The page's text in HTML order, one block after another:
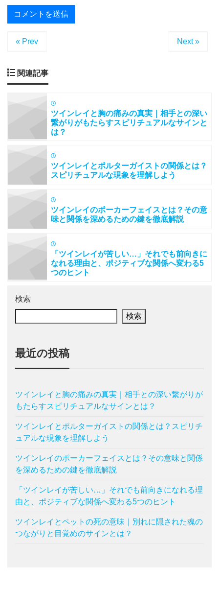
« Prev Next »
関連記事
ツインレイと胸の痛みの真実｜相手との深い
繋がりがもたらすスピリチュアルなサインと
は？
ツインレイとポルターガイストの関係とは？
スピリチュアルな現象を理解しよう
ツインレイのポーカーフェイスとは？その意
味と関係を深めるための鍵を徹底解説
「ツインレイが苦しい…」それでも前向きに
なれる理由と、ポジティブな関係へ変わる5
つのヒント
検索
検索
最近の投稿
ツインレイと胸の痛みの真実｜相手との深い繋がりが
もたらすスピリチュアルなサインとは？
ツインレイとポルターガイストの関係とは？スピリチ
ュアルな現象を理解しよう
ツインレイのポーカーフェイスとは？その意味と関係
を深めるための鍵を徹底解説
「ツインレイが苦しい…」それでも前向きになれる理
由と、ポジティブな関係へ変わる5つのヒント
ツインレイとペットの死の意味｜別れに隠された魂の
つながりと目覚めのサインとは？